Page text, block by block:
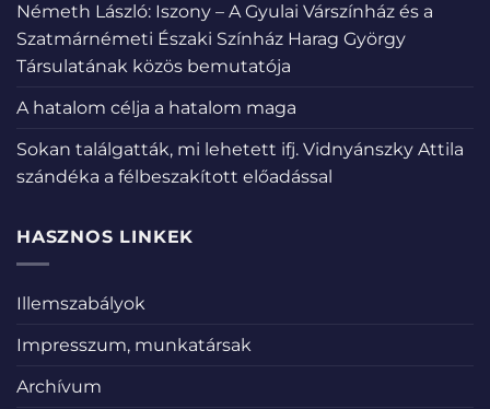
Németh László: Iszony – A Gyulai Várszínház és a
Szatmárnémeti Északi Színház Harag György
Társulatának közös bemutatója
A hatalom célja a hatalom maga
Sokan találgatták, mi lehetett ifj. Vidnyánszky Attila
szándéka a félbeszakított előadással
HASZNOS LINKEK
Illemszabályok
Impresszum, munkatársak
Archívum